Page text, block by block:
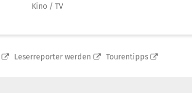
Kino / TV
Leserreporter werden Tourentipps